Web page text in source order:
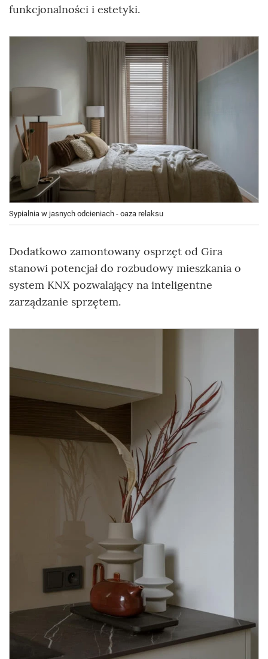
funkcjonalności i estetyki.
Sypialnia w jasnych odcieniach - oaza relaksu
Dodatkowo zamontowany osprzęt od Gira
stanowi potencjał do rozbudowy mieszkania o
system KNX pozwalający na inteligentne
zarządzanie sprzętem.